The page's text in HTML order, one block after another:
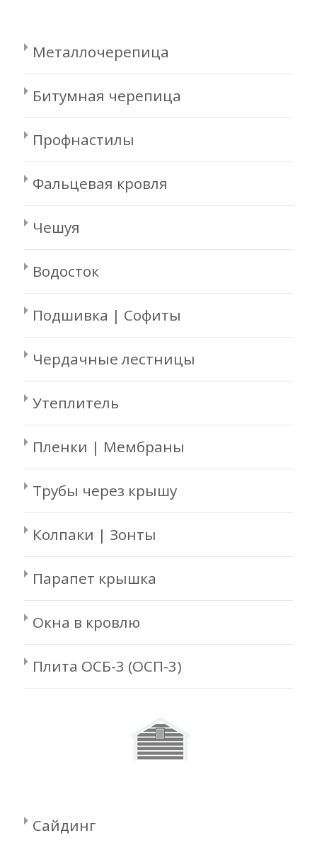
Металлочерепица
Битумная черепица
Профнастилы
Фальцевая кровля
Чешуя
Водосток
Подшивка | Софиты
Чердачные лестницы
Утеплитель
Пленки | Мембраны
Трубы через крышу
Колпаки | Зонты
Парапет крышка
Окна в кровлю
Плита ОСБ-3 (ОСП-3)
Сайдинг